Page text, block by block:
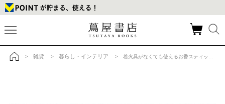
> 雑貨 > 暮らし・インテリア > 着火具がなくても使えるお香スティック hibi deep. ３種ギフトボックスの商品詳細